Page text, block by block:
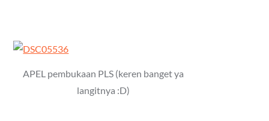
APEL pembukaan PLS (keren banget ya
langitnya :D)